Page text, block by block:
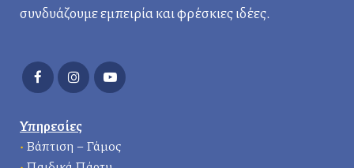
συνδυάζουμε εμπειρία και φρέσκιες ιδέες.
Υπηρεσίες
• Βάπτιση – Γάμος